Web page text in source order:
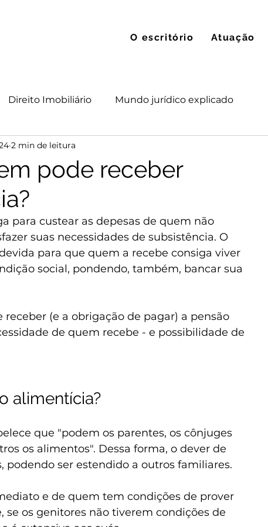
O escritório Atuação
Direito Imobiliário Mundo jurídico explicado
das Sucessões
pode receber
2 min de leitura
para custear as depesas de quem não
suas necessidades de subsistência. O
para que quem a recebe consiga viver
social, pondendo, também, bancar sua
(e a obrigação de pagar) a pensão
de quem recebe - e possibilidade de
alimentícia?
que "podem os parentes, os cônjuges
os alimentos". Dessa forma, o dever de
podendo ser estendido a outros familiares.
e de quem tem condições de prover
os genitores não tiverem condições de